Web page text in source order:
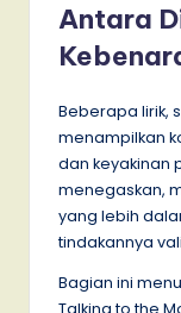
Antara
Beberapa lirik,
menampilkan
dan keyakinan
menegaskan,
yang lebih
tindakannya
Bagian ini
Talking to the